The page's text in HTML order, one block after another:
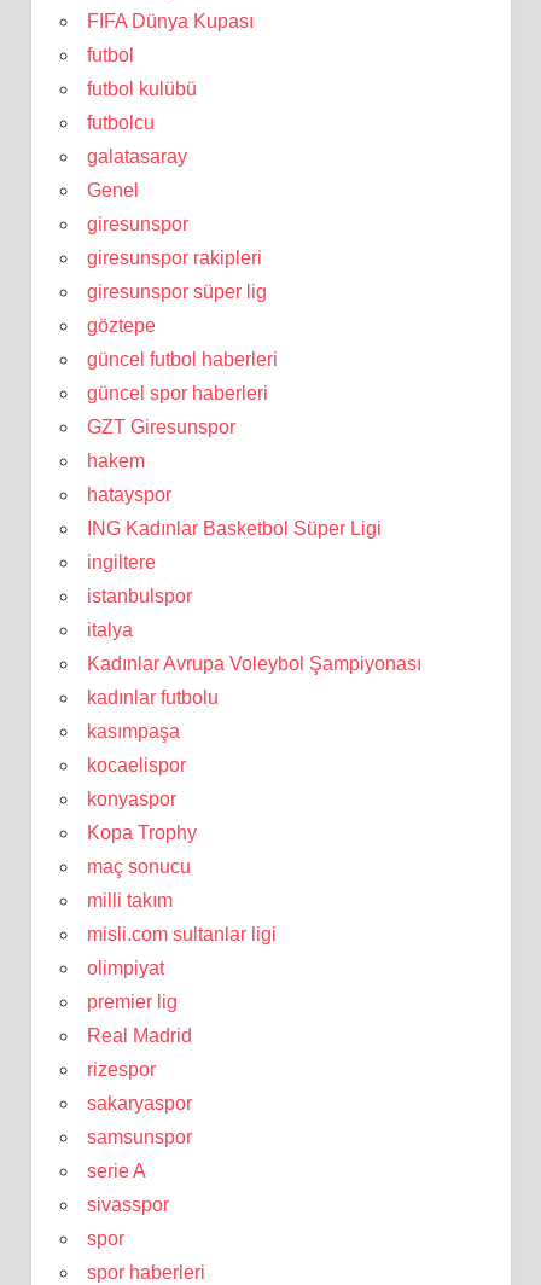
FIFA Dünya Kupası
futbol
futbol kulübü
futbolcu
galatasaray
Genel
giresunspor
giresunspor rakipleri
giresunspor süper lig
göztepe
güncel futbol haberleri
güncel spor haberleri
GZT Giresunspor
hakem
hatayspor
ING Kadınlar Basketbol Süper Ligi
ingiltere
istanbulspor
italya
Kadınlar Avrupa Voleybol Şampiyonası
kadınlar futbolu
kasımpaşa
kocaelispor
konyaspor
Kopa Trophy
maç sonucu
milli takım
misli.com sultanlar ligi
olimpiyat
premier lig
Real Madrid
rizespor
sakaryaspor
samsunspor
serie A
sivasspor
spor
spor haberleri